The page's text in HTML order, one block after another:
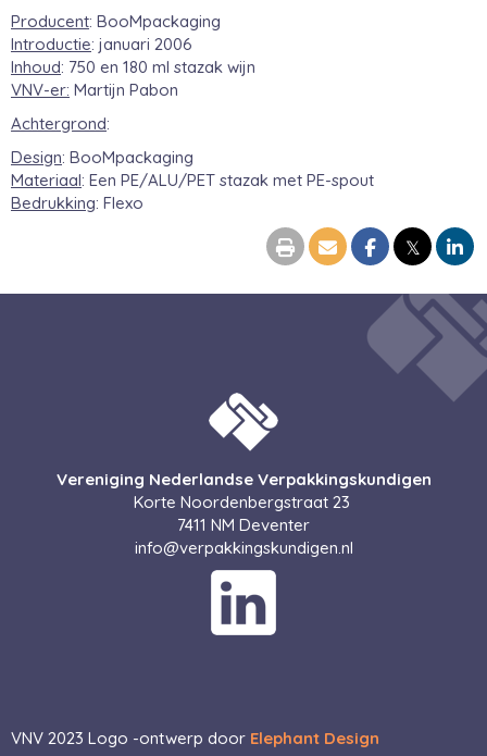
Producent: BooMpackaging
Introductie: januari 2006
Inhoud: 750 en 180 ml stazak wijn
VNV-er: Martijn Pabon
Achtergrond:
Design: BooMpackaging
Materiaal: Een PE/ALU/PET stazak met PE-spout
Bedrukking: Flexo
𝕏
Vereniging Nederlandse Verpakkingskundigen
Korte Noordenbergstraat 23
7411 NM Deventer
info@verpakkingskundigen.nl
VNV 2023 Logo -ontwerp door Elephant Design